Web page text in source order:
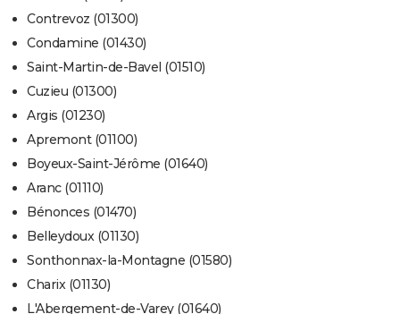
Contrevoz (01300)
Condamine (01430)
Saint-Martin-de-Bavel (01510)
Cuzieu (01300)
Argis (01230)
Apremont (01100)
Boyeux-Saint-Jérôme (01640)
Aranc (01110)
Bénonces (01470)
Belleydoux (01130)
Sonthonnax-la-Montagne (01580)
Charix (01130)
L'Abergement-de-Varey (01640)